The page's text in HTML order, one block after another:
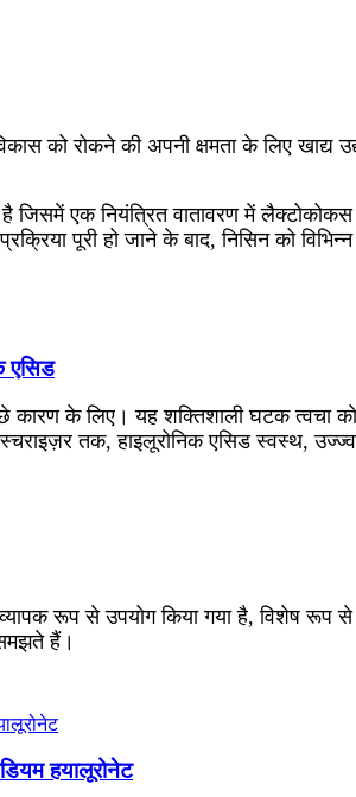
को रोकने की अपनी क्षमता के लिए
जिसमें एक नियंत्रित वातावरण में लैक्टोकोकस
पूरी हो जाने के बाद, निसिन को
एसिड
कारण के लिए। यह शक्तिशाली घटक त्वचा
तक, हाइलूरोनिक एसिड स्वस्थ,
व्यापक रूप से उपयोग किया गया है, विशेष
हैं।
हयालूरोनेट